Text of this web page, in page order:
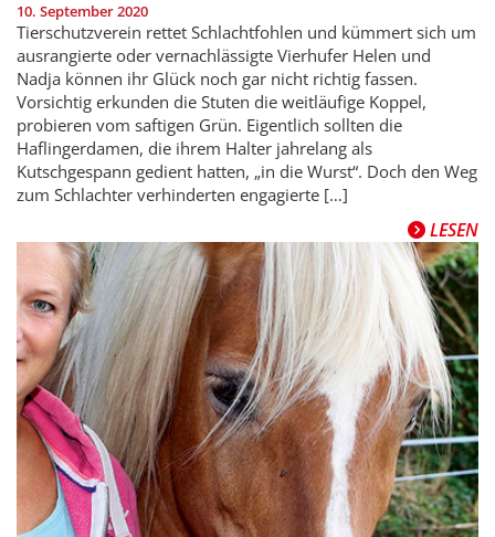
10. September 2020
Tierschutzverein rettet Schlachtfohlen und kümmert sich um
ausrangierte oder vernachlässigte Vierhufer Helen und
Nadja können ihr Glück noch gar nicht richtig fassen.
Vorsichtig erkunden die Stuten die weitläufige Koppel,
probieren vom saftigen Grün. Eigentlich sollten die
Haflingerdamen, die ihrem Halter jahrelang als
Kutschgespann gedient hatten, „in die Wurst“. Doch den Weg
zum Schlachter verhinderten engagierte […]
LESEN